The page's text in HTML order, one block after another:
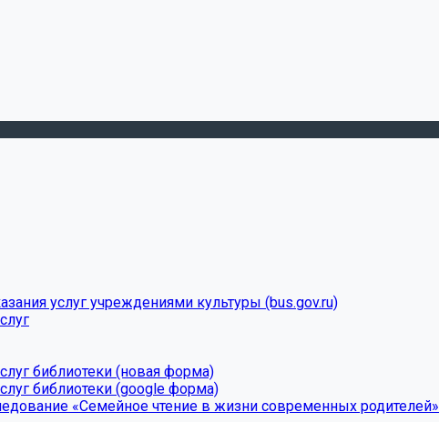
услуг учреждениями культуры (bus.gov.ru)
библиотеки (новая форма)
библиотеки (google форма)
«Семейное чтение в жизни современных родителей»